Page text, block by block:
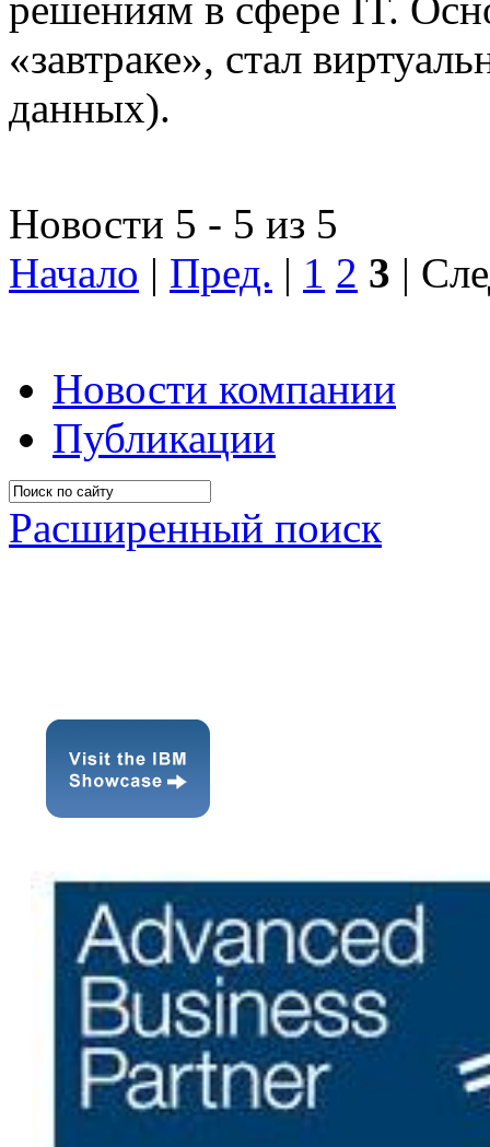
решениям в сфере IT.
«завтраке», стал
данных).
Новости 5 - 5 из 5
Начало | Пред. | 1 2 3 |
Новости компании
Публикации
Расширенный поиск